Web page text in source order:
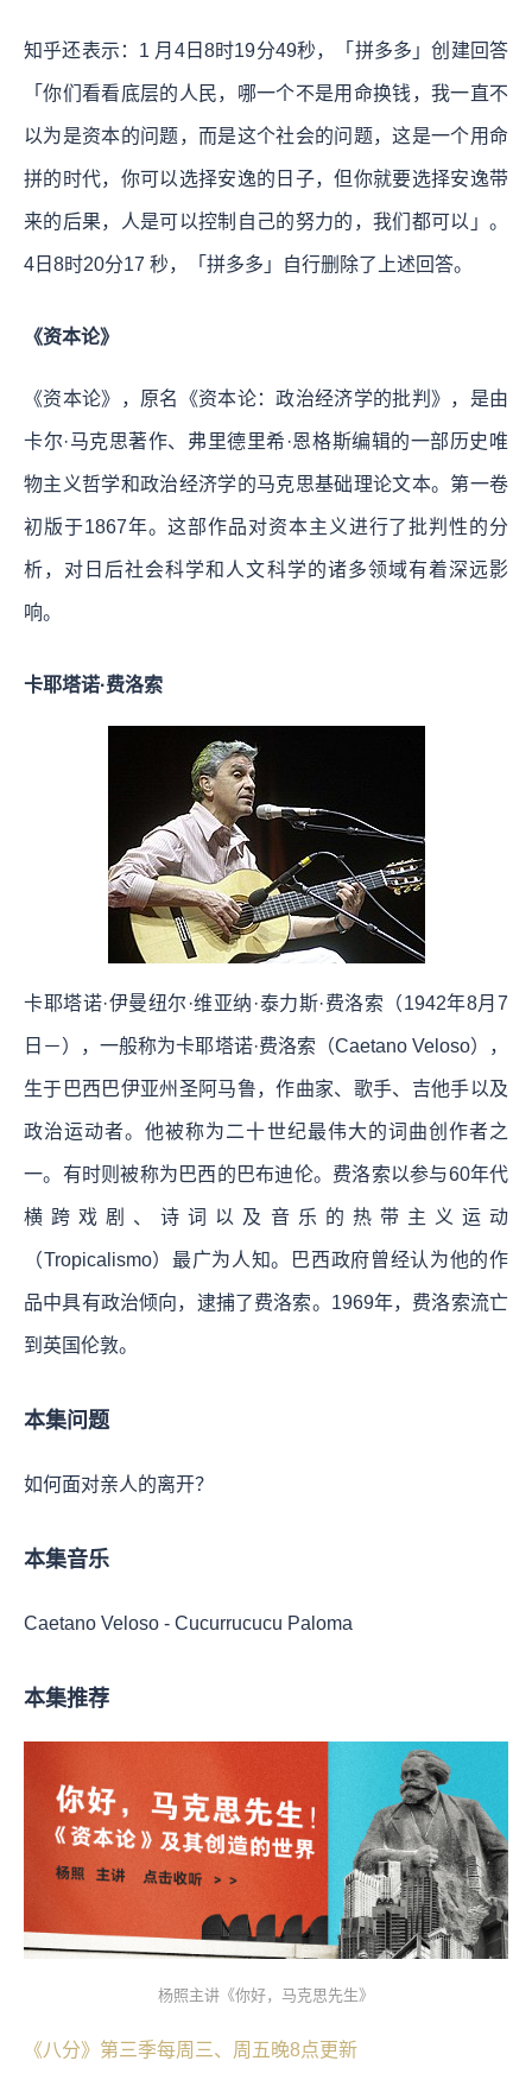
知乎还表示：1 月4日8时19分49秒，「拼多多」创建回答
「你们看看底层的人民，哪一个不是用命换钱，我一直不
以为是资本的问题，而是这个社会的问题，这是一个用命
拼的时代，你可以选择安逸的日子，但你就要选择安逸带
来的后果，人是可以控制自己的努力的，我们都可以」。
4日8时20分17 秒，「拼多多」自行删除了上述回答。
《资本论》
《资本论》，原名《资本论：政治经济学的批判》，是由
卡尔·马克思著作、弗里德里希·恩格斯编辑的一部历史唯
物主义哲学和政治经济学的马克思基础理论文本。第一卷
初版于1867年。这部作品对资本主义进行了批判性的分
析，对日后社会科学和人文科学的诸多领域有着深远影
响。
卡耶塔诺·费洛索
卡耶塔诺·伊曼纽尔·维亚纳·泰力斯·费洛索（1942年8月7
日－），一般称为卡耶塔诺·费洛索（Caetano Veloso），
生于巴西巴伊亚州圣阿马鲁，作曲家、歌手、吉他手以及
政治运动者。他被称为二十世纪最伟大的词曲创作者之
一。有时则被称为巴西的巴布迪伦。费洛索以参与60年代
横跨戏剧、诗词以及音乐的热带主义运动
（Tropicalismo）最广为人知。巴西政府曾经认为他的作
品中具有政治倾向，逮捕了费洛索。1969年，费洛索流亡
到英国伦敦。
本集问题
如何面对亲人的离开？
本集音乐
Caetano Veloso - Cucurrucucu Paloma
本集推荐
杨照主讲《你好，马克思先生》
《八分》第三季每周三、周五晚8点更新